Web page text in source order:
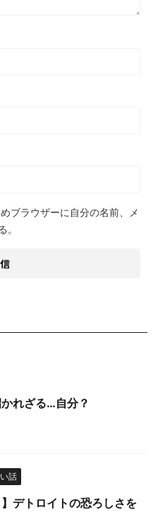
ブラウザーに自分の名前、メ
。
かれざる…自分？
話
】デトロイトの恐ろしさを